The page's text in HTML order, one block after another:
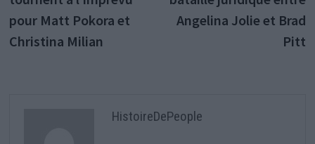
pour Matt Pokora et
Christina Milian
Angelina Jolie et Brad
Pitt
HistoireDePeople